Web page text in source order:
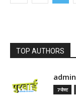
TOP AUTHORS
admin
7 पोस्ट